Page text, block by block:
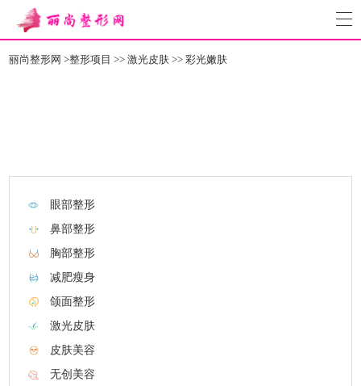
丽尚整形网 >整形项目 >>激光皮肤 >>彩光嫩肤
眼部整形
鼻部整形
胸部整形
减肥瘦身
颌面整形
激光皮肤
皮肤美容
无创美容